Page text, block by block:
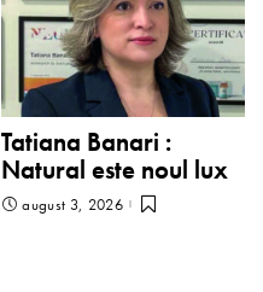
Tatiana Banari :
Natural este noul lux
august 3, 2026